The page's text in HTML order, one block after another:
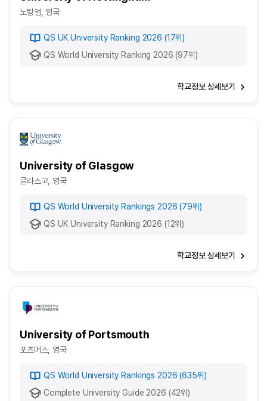
노팅엄, 영국
QS UK University Ranking 2026 (17위)
QS World University Ranking 2026 (97위)
학교정보 상세보기
University of Glasgow
글라스고, 영국
QS World University Rankings 2026 (79위)
QS UK University Ranking 2026 (12위)
학교정보 상세보기
University of Portsmouth
포츠머스, 영국
QS World University Rankings 2026 (635위)
Complete University Guide 2026 (42위)